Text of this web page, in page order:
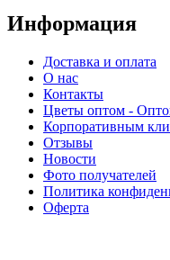
Информация
Доставка и оплата
О нас
Контакты
Цветы оптом -
Корпоративным
Отзывы
Новости
Фото получателей
Политика
Оферта